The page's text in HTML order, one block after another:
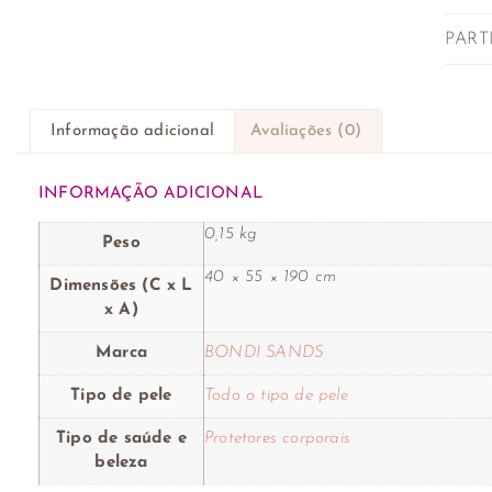
Informação adicional Avaliações (0)
INFORMAÇÃO ADICIONAL
Peso
0,15 kg
Dimensões (C x L
x A)
40 × 55 × 190 cm
Marca BONDI SANDS
Tipo de pele Todo o tipo de pele
Tipo de saúde e
beleza
Protetores corporais